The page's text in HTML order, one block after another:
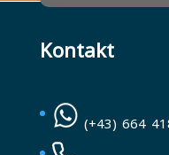
Kontakt
(+43) 664